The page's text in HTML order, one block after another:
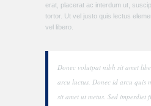
erat, placerat ac interdum ut,
tortor. Ut vel justo quis lectus
vel libero.
Donec volutpat nibh sit amet
arcu luctus. Donec id arcu quis
sit amet ut metus. Sed imperdiet